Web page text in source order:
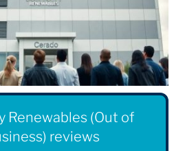
Renewables (Out of
reviews